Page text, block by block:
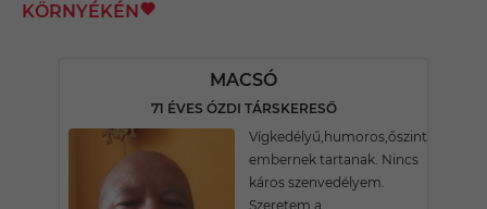
KÖRNYÉKÉN
MACSÓ
71 ÉVES ÓZDI TÁRSKERESŐ
Vígkedélyű,humoros,őszinte
embernek tartanak. Nincs
káros szenvedélyem.
Szeretem a